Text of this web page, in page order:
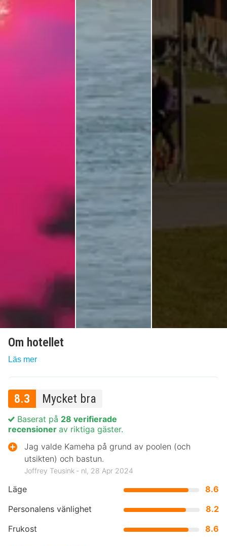
Om hotellet
Läs mer
8.3 Mycket bra
Läge
8.6
Personalens vänlighet
8.2
Frukost
8.6
Baserat på 28 verifierade
recensioner av riktiga gäster.
Jag valde Kameha på grund av poolen (och
utsikten) och bastun.
Joffrey Teusink ‐ nl, 28 Apr 2024